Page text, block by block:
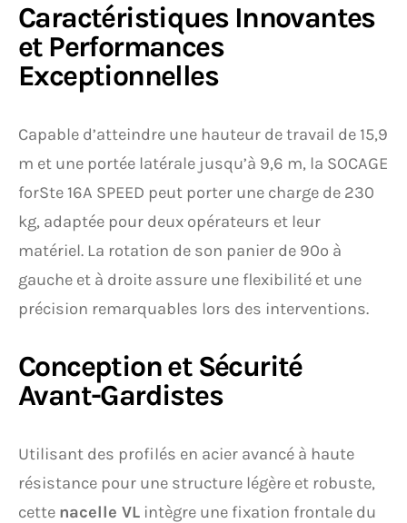
Caractéristiques Innovantes
et Performances
Exceptionnelles
Capable d’atteindre une hauteur de travail de 15,9
m et une portée latérale jusqu’à 9,6 m, la SOCAGE
forSte 16A SPEED peut porter une charge de 230
kg, adaptée pour deux opérateurs et leur
matériel. La rotation de son panier de 90º à
gauche et à droite assure une flexibilité et une
précision remarquables lors des interventions.
Conception et Sécurité
Avant-Gardistes
Utilisant des profilés en acier avancé à haute
résistance pour une structure légère et robuste,
cette nacelle VL intègre une fixation frontale du